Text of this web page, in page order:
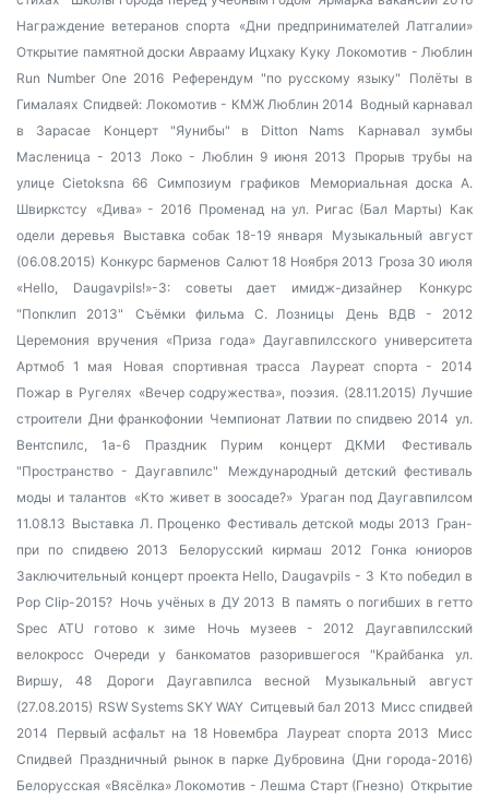
Награждение ветеранов спорта
«Дни предпринимателей Латгалии»
Открытие памятной доски Аврааму Ицхаку Куку Локомотив - Люблин
Run Number One 2016 Референдум "по русскому языку"
Полёты в
Гималаях Спидвей: Локомотив - КМЖ Люблин 2014 Водный карнавал
в Зарасае
Концерт "Яунибы" в Ditton Nams
Карнавал зумбы
Масленица - 2013 Локо - Люблин 9 июня 2013
Прорыв трубы на
улице Cietoksna 66
Симпозиум графиков
Мемориальная доска А.
Швиркстсу
«Дива» - 2016 Променад на ул. Ригас (Бал Марты) Как
одели деревья
Выставка собак 18-19 января
Музыкальный август
(06.08.2015) Конкурс барменов Салют 18 Ноября 2013 Гроза 30 июля
«Hello, Daugavpils!»-3: советы дает имидж-дизайнер
Конкурс
"Попклип 2013"
Съёмки фильма С. Лозницы
День ВДВ - 2012
Церемония вручения «Приза года» Даугавпилсского университета
Артмоб 1 мая
Новая спортивная трасса
Лауреат спорта - 2014
Пожар в Ругелях «Вечер содружества», поэзия. (28.11.2015)Лучшие
строители Дни франкофонии Чемпионат Латвии по спидвею 2014 ул.
Вентспилс, 1а-6
Праздник Пурим концерт ДКМИ
Фестиваль
"Пространство - Даугавпилс"
Международный детский фестиваль
моды и талантов «Кто живет в зоосаде?» Ураган под Даугавпилсом
11.08.13 Выставка Л. Проценко Фестиваль детской моды 2013 Гран-
при по спидвею 2013
Белорусский кирмаш 2012
Гонка юниоров
Заключительный концерт проекта Hello, Daugavpils - 3 Кто победил в
Pop Clip-2015? Ночь учёных в ДУ 2013 В память о погибших в гетто
Spec ATU готово к зиме
Ночь музеев - 2012
Даугавпилсский
велокросс Очереди у банкоматов разорившегося "Крайбанка
ул.
Виршу, 48
Дороги Даугавпилса весной
Музыкальный август
(27.08.2015) RSW Systems SKY WAY Ситцевый бал 2013 Мисс спидвей
2014
Первый асфальт на 18 Новембра Лауреат спорта 2013
Мисс
Спидвей Праздничный рынок в парке Дубровина (Дни города-2016)
Белорусская «Вясёлка»Локомотив - Лешма Старт (Гнезно) Открытие